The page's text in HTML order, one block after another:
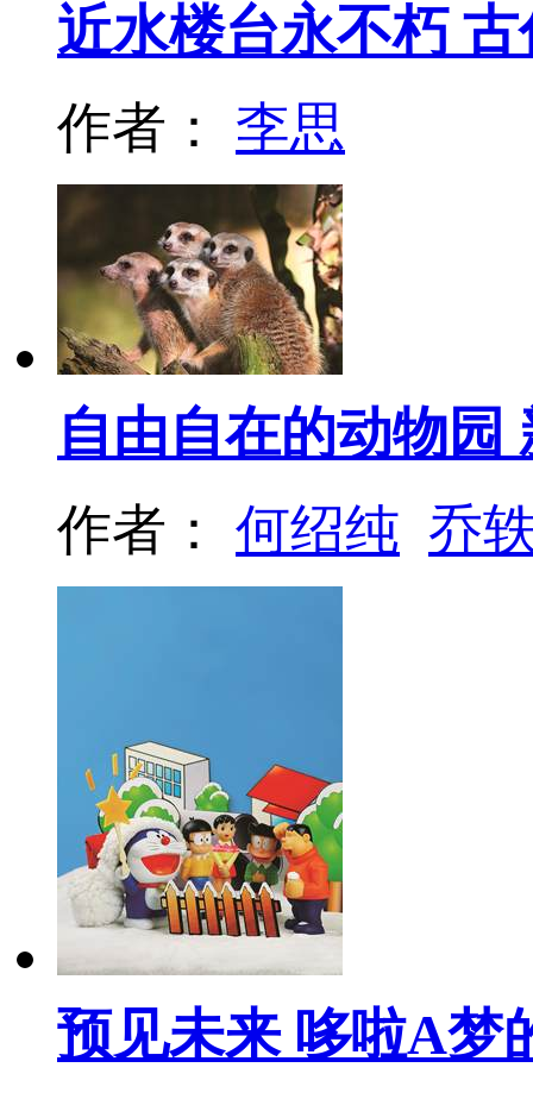
近水楼台永不朽
作者： 李思
自由自在的动物园
作者： 何绍纯 乔
预见未来 哆啦A梦